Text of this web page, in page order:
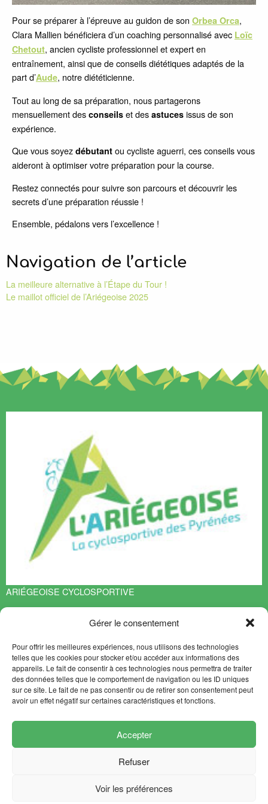
Gérer le consentement
Pour offrir les meilleures expériences, nous utilisons des technologies
telles que les cookies pour stocker et/ou accéder aux informations des
appareils. Le fait de consentir à ces technologies nous permettra de traiter
des données telles que le comportement de navigation ou les ID uniques
sur ce site. Le fait de ne pas consentir ou de retirer son consentement peut
avoir un effet négatif sur certaines caractéristiques et fonctions.
Accepter
Refuser
Voir les préférences
Pour se préparer à l’épreuve au guidon de son Orbea Orca,
Clara Mallien bénéficiera d’un coaching personnalisé avec Loïc
Chetout, ancien cycliste professionnel et expert en
entraînement, ainsi que de conseils diététiques adaptés de la
part d’Aude, notre diététicienne.
Tout au long de sa préparation, nous partagerons
mensuellement des conseils et des astucesissus de son
expérience.
Que vous soyez débutantou cycliste aguerri, ces conseils vous
aideront à optimiser votre préparation pour la course.
Restez connectés pour suivre son parcours et découvrir les
secrets d’une préparation réussie !
Ensemble, pédalons vers l’excellence !
Navigation de l’article
La meilleure alternative à l’Étape du Tour !
Le maillot officiel de l’Ariégeoise 2025
ARIÉGEOISE CYCLOSPORTIVE
EN SAVOIR PLUS
Contact
Plan du site
NEWSLETTER
SUIVEZ-NOUS